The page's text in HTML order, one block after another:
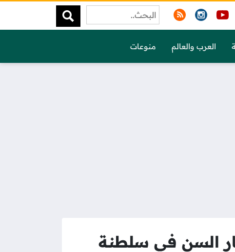
العرب والعالم منوعات
السن في سلطنة